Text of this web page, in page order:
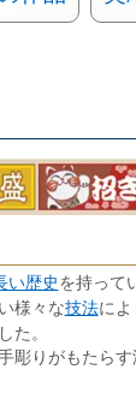
い歴史を持って
様々な技法によ
た。
りがもたら